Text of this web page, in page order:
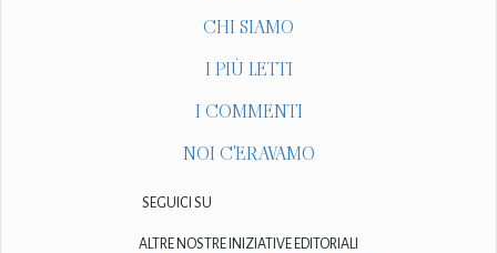
CHI SIAMO
I PIÙ LETTI
I COMMENTI
NOI C'ERAVAMO
SEGUICI SU
ALTRE NOSTRE INIZIATIVE EDITORIALI